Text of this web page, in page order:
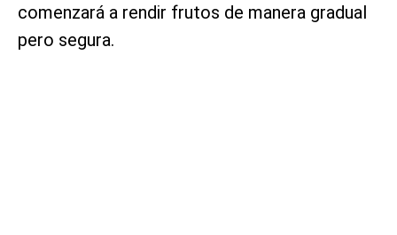
comenzará a rendir frutos de manera gradual
pero segura.